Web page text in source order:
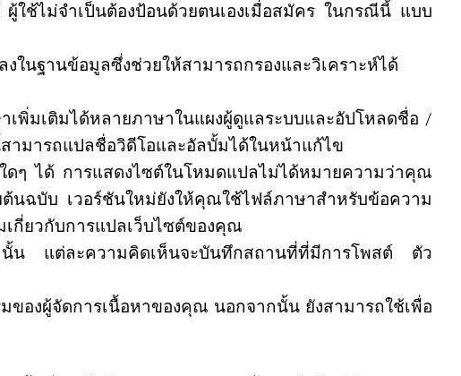
ใช้ไม่จำเป็นต้องป้อนด้วยตนเองเมื่อสมัคร ในกรณีนี้ แบบ
นฐานข้อมูลซึ่งช่วยให้สามารถกรองและวิเคราะห์ได้
พิ่มเติมได้หลายภาษาในแผงผู้ดูแลระบบและอัปโหลดชื่อ /
มารถแปลชื่อวิดีโอและอัลบั้มได้ในหน้าแก้ไข
ดๆ ได้ การแสดงไซต์ในโหมดแปลไม่ได้หมายความว่าคุณ
ต้นฉบับ เวอร์ชันใหม่ยังให้คุณใช้ไฟล์ภาษาสำหรับข้อความ
เกี่ยวกับการแปลเว็บไซต์ของคุณ
านั้น แต่ละความคิดเห็นจะบันทึกสถานที่ที่มีการโพสต์ ตัว
องผู้จัดการเนื้อหาของคุณ นอกจากนั้น ยังสามารถใช้เพื่อ